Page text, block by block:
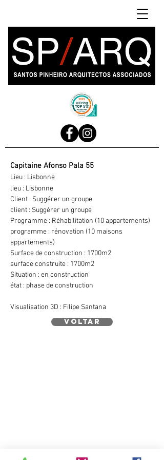
Capitaine Afonso Pala 55
Lieu : Lisbonne
lieu : Lisbonne
Client : Suggérer un groupe
client : Suggérer un groupe
Programme : Réhabilitation (10 appartements)
programme : rénovation (10 maisons
appartements)
Surface de construction : 1700m2
surface construite : 1700m2
Situation : en construction
état : phase de construction
Visualisation 3D : Filipe Santana
voltar